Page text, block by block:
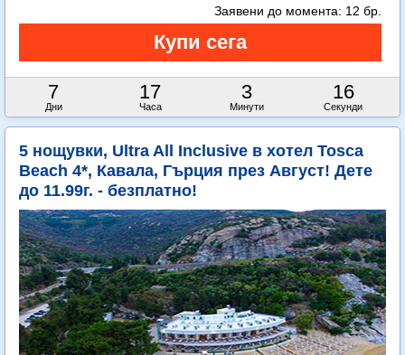
7
Дни
17
Часа
3
Минути
14
Секунди
Заявени до момента: 12 бр.
5 нощувки, Ultra All Inclusive в хотел Tosca
Beach 4*, Кавала, Гърция през Август! Дете
до 11.99г. - безплатно!